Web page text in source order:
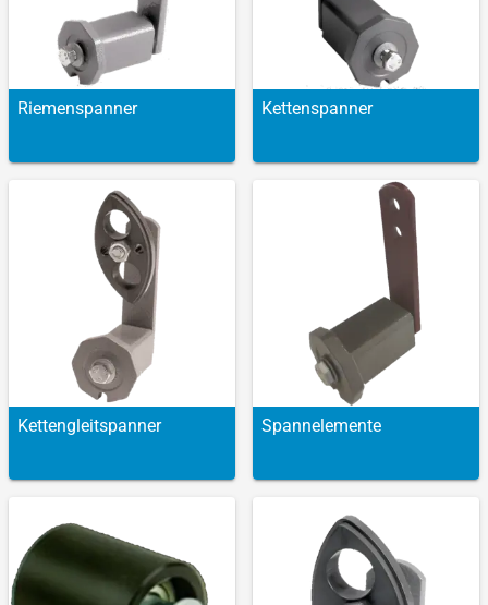
Riemen­spanner Ketten­spanner
Ketten­gleitspanner Spann­elemente